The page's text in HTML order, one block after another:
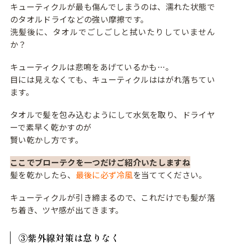
キューティクルが最も傷んでしまうのは、濡れた状態で
のタオルドライなどの強い摩擦です。
洗髪後に、タオルでごしごしと拭いたりしていません
か？
キューティクルは悲鳴をあげているかも…。
目には見えなくても、キューティクルははがれ落ちてい
ます。
タオルで髪を包み込むようにして水気を取り、ドライヤ
ーで素早く乾かすのが
賢い乾かし方です。
ここでブローテクを一つだけご紹介いたしますね
髪を乾かしたら、 最後に必ず冷風を当ててください。
キューティクルが引き締まるので、これだけでも髪が落
ち着き、ツヤ感が出てきます。
③紫外線対策は怠りなく